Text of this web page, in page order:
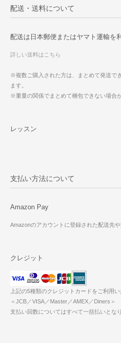
配送・送料について
配送は日本郵便またはヤマト運輸を
詳しい送料はこちら
※複数ご購入された方は、まとめて発送で
ます。
※重量の関係でまとめて梱包できない場合
レッスン
支払い方法について
Amazon Pay
Amazonのアカウントに登録された配送先
クレジット
上記の5種類のクレジットカードをご利用い
＜JCB／VISA／Master／AMEX／Diners＞
支払い回数についてはすべて一括払いとなり